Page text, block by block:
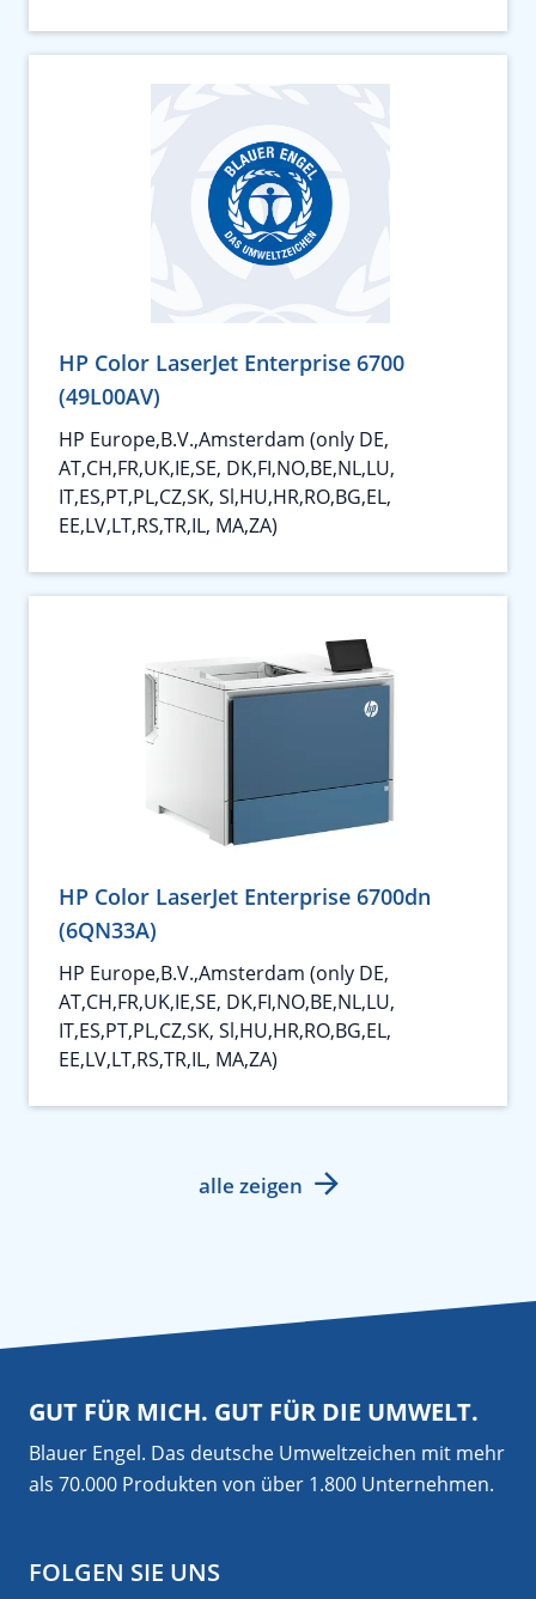
HP Color LaserJet Enterprise 6700
(49L00AV)
HP Europe,B.V.,Amsterdam (only DE,
AT,CH,FR,UK,IE,SE, DK,FI,NO,BE,NL,LU,
IT,ES,PT,PL,CZ,SK, Sl,HU,HR,RO,BG,EL,
EE,LV,LT,RS,TR,IL, MA,ZA)
HP Color LaserJet Enterprise 6700dn
(6QN33A)
HP Europe,B.V.,Amsterdam (only DE,
AT,CH,FR,UK,IE,SE, DK,FI,NO,BE,NL,LU,
IT,ES,PT,PL,CZ,SK, Sl,HU,HR,RO,BG,EL,
EE,LV,LT,RS,TR,IL, MA,ZA)
alle zeigen
GUT FÜR MICH. GUT FÜR DIE UMWELT.
Blauer Engel. Das deutsche Umweltzeichen mit mehr
als 70.000 Produkten von über 1.800 Unternehmen.
FOLGEN SIE UNS